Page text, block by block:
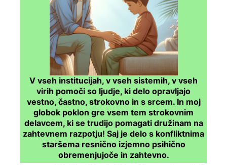
V vseh institucijah, v vseh sistemih, v vseh
virih pomoči so ljudje, ki delo opravljajo
vestno, častno, strokovno in s srcem. In moj
globok poklon gre vsem tem strokovnim
delavcem, ki se trudijo pomagati družinam na
zahtevnem razpotju! Saj je delo s konfliktnima
staršema resnično izjemno psihično
obremenjujoče in zahtevno.